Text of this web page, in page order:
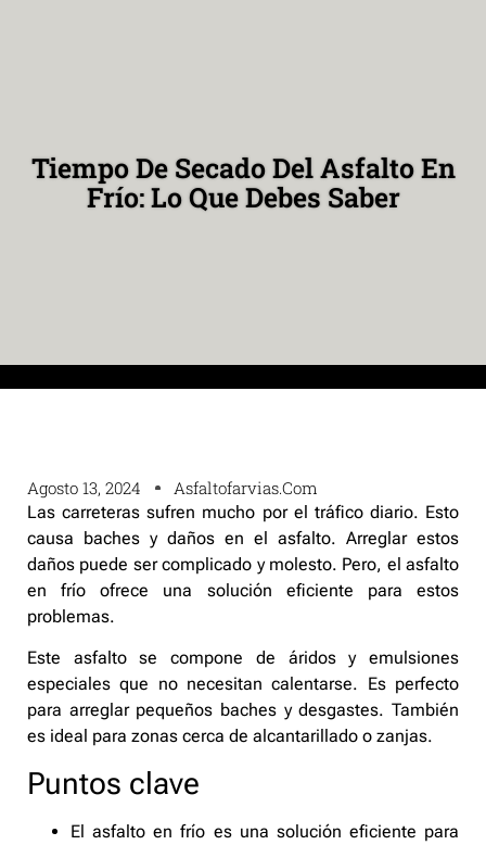
Tiempo De Secado Del Asfalto En
Frío: Lo Que Debes Saber
Agosto 13, 2024 Asfaltofarvias.com
Las carreteras sufren mucho por el tráfico diario. Esto
causa baches y daños en el asfalto. Arreglar estos
daños puede ser complicado y molesto. Pero, el asfalto
en frío ofrece una solución eficiente para estos
problemas.
Este asfalto se compone de áridos y emulsiones
especiales que no necesitan calentarse. Es perfecto
para arreglar pequeños baches y desgastes. También
es ideal para zonas cerca de alcantarillado o zanjas.
Puntos clave
El asfalto en frío es una solución eficiente para